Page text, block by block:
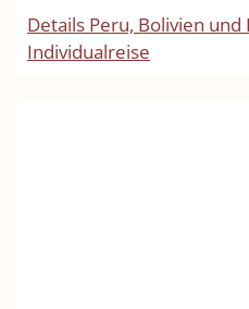
Details Peru, Bolivien und
Individualreise